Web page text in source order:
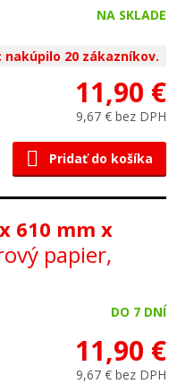
NA SKLADE
20 zákazníkov.
11,90 €
9,67 € bez DPH
Pridať do košíka
610 mm x
papier,
DO 7 DNÍ
11,90 €
9,67 € bez DPH